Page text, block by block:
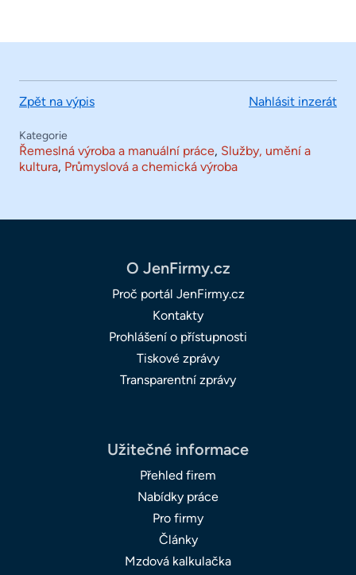
Zpět na výpis Nahlásit inzerát
Kategorie
Řemeslná výroba a manuální práce, Služby, umění a
kultura, Průmyslová a chemická výroba
O JenFirmy.cz
Proč portál JenFirmy.cz
Kontakty
Prohlášení o přístupnosti
Tiskové zprávy
Transparentní zprávy
Užitečné informace
Přehled firem
Nabídky práce
Pro firmy
Články
Mzdová kalkulačka